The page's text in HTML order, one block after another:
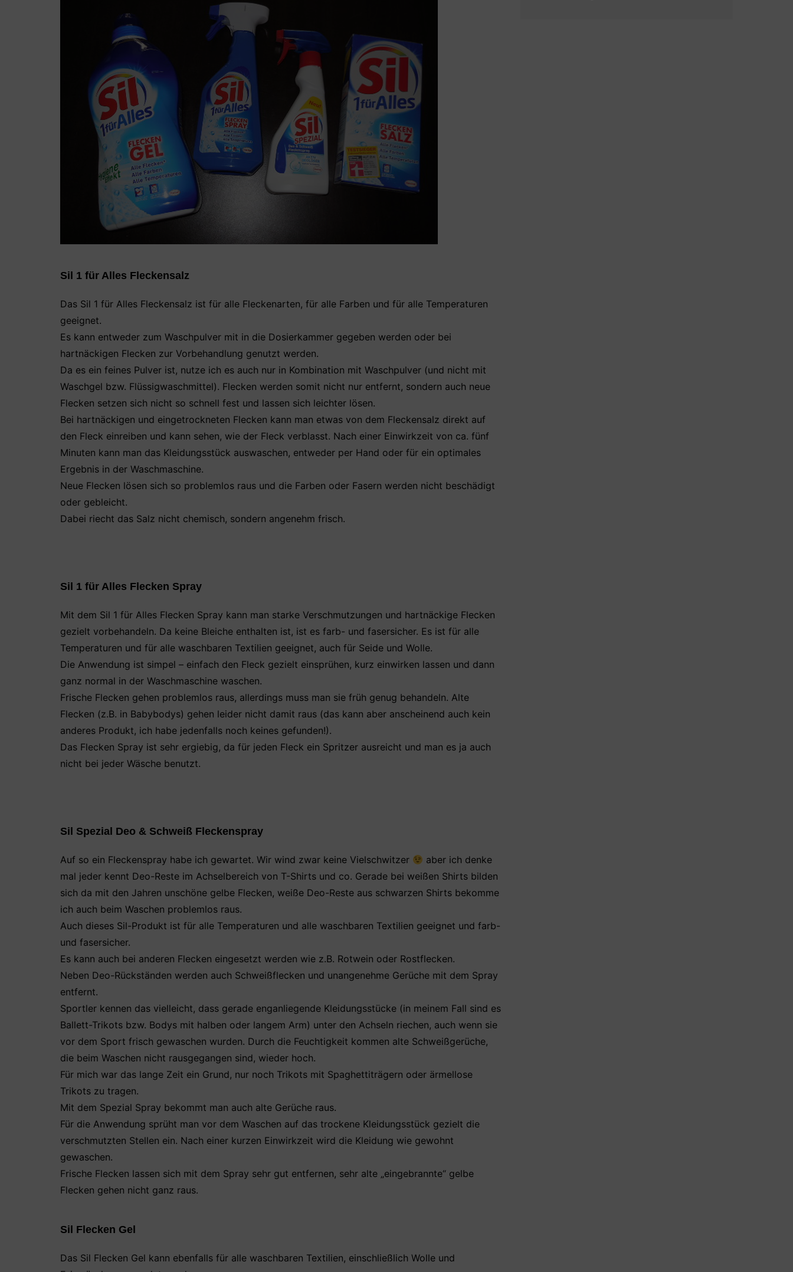
Sil 1 für Alles Fleckensalz
Das Sil 1 für Alles Fleckensalz ist für alle Fleckenarten, für alle Farben und für alle Temperaturen
geeignet.
Es kann entweder zum Waschpulver mit in die Dosierkammer gegeben werden oder bei
hartnäckigen Flecken zur Vorbehandlung genutzt werden.
Da es ein feines Pulver ist, nutze ich es auch nur in Kombination mit Waschpulver (und nicht mit
Waschgel bzw. Flüssigwaschmittel). Flecken werden somit nicht nur entfernt, sondern auch neue
Flecken setzen sich nicht so schnell fest und lassen sich leichter lösen.
Bei hartnäckigen und eingetrockneten Flecken kann man etwas von dem Fleckensalz direkt auf
den Fleck einreiben und kann sehen, wie der Fleck verblasst. Nach einer Einwirkzeit von ca. fünf
Minuten kann man das Kleidungsstück auswaschen, entweder per Hand oder für ein optimales
Ergebnis in der Waschmaschine.
Neue Flecken lösen sich so problemlos raus und die Farben oder Fasern werden nicht beschädigt
oder gebleicht.
Dabei riecht das Salz nicht chemisch, sondern angenehm frisch.
Sil 1 für Alles Flecken Spray
Mit dem Sil 1 für Alles Flecken Spray kann man starke Verschmutzungen und hartnäckige Flecken
gezielt vorbehandeln. Da keine Bleiche enthalten ist, ist es farb- und fasersicher. Es ist für alle
Temperaturen und für alle waschbaren Textilien geeignet, auch für Seide und Wolle.
Die Anwendung ist simpel – einfach den Fleck gezielt einsprühen, kurz einwirken lassen und dann
ganz normal in der Waschmaschine waschen.
Frische Flecken gehen problemlos raus, allerdings muss man sie früh genug behandeln. Alte
Flecken (z.B. in Babybodys) gehen leider nicht damit raus (das kann aber anscheinend auch kein
anderes Produkt, ich habe jedenfalls noch keines gefunden!).
Das Flecken Spray ist sehr ergiebig, da für jeden Fleck ein Spritzer ausreicht und man es ja auch
nicht bei jeder Wäsche benutzt.
Sil Spezial Deo & Schweiß Fleckenspray
Auf so ein Fleckenspray habe ich gewartet. Wir wind zwar keine Vielschwitzer
aber ich denke
mal jeder kennt Deo-Reste im Achselbereich von T-Shirts und co. Gerade bei weißen Shirts bilden
sich da mit den Jahren unschöne gelbe Flecken, weiße Deo-Reste aus schwarzen Shirts bekomme
ich auch beim Waschen problemlos raus.
Auch dieses Sil-Produkt ist für alle Temperaturen und alle waschbaren Textilien geeignet und farb-
und fasersicher.
Es kann auch bei anderen Flecken eingesetzt werden wie z.B. Rotwein oder Rostflecken.
Neben Deo-Rückständen werden auch Schweißflecken und unangenehme Gerüche mit dem Spray
entfernt.
Sportler kennen das vielleicht, dass gerade enganliegende Kleidungsstücke (in meinem Fall sind es
Ballett-Trikots bzw. Bodys mit halben oder langem Arm) unter den Achseln riechen, auch wenn sie
vor dem Sport frisch gewaschen wurden. Durch die Feuchtigkeit kommen alte Schweißgerüche,
die beim Waschen nicht rausgegangen sind, wieder hoch.
Für mich war das lange Zeit ein Grund, nur noch Trikots mit Spaghettiträgern oder ärmellose
Trikots zu tragen.
Mit dem Spezial Spray bekommt man auch alte Gerüche raus.
Für die Anwendung sprüht man vor dem Waschen auf das trockene Kleidungsstück gezielt die
verschmutzten Stellen ein. Nach einer kurzen Einwirkzeit wird die Kleidung wie gewohnt
gewaschen.
Frische Flecken lassen sich mit dem Spray sehr gut entfernen, sehr alte „eingebrannte“ gelbe
Flecken gehen nicht ganz raus.
Sil Flecken Gel
Das Sil Flecken Gel kann ebenfalls für alle waschbaren Textilien, einschließlich Wolle und